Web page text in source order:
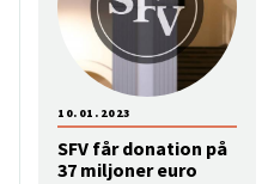
SFV får donation på
37 miljoner euro
10.01.2023